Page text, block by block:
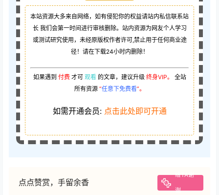
本站资源大多来自网络，如有侵犯你的权益请站内私信联系站
长 我们会第一时间进行审核删除。站内资源为网友个人学习
或测试研究使用，未经原版权作者许可,禁止用于任何商业途
径！请在下载24小时内删除！
如果遇到 付费 才可 观看 的文章，建议升级 终身VIP。
全站
所有资源 “任意下免费看”。
如需开通会员: 点击此处即可开通
点点赞赏，手留余香
给TA谢
谢